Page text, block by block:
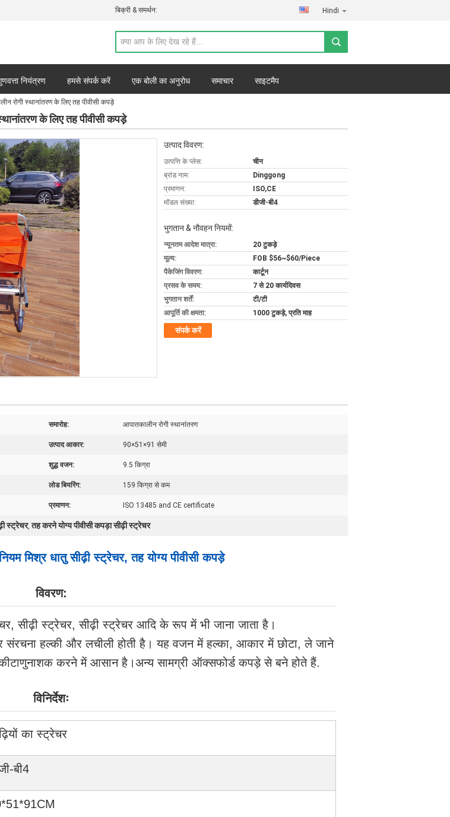
बिक्री & समर्थन: Hindi
नियंत्रण हमसे संपर्क करें एक बोली का अनुरोध समाचार साइटमैप
रोगी स्थानांतरण के लिए तह पीवीसी कपड़े
के लिए तह पीवीसी कपड़े
उत्पाद विवरण:
उत्पत्ति के प्लेस:
चीन
ब्रांड नाम:
Dinggong
प्रमाणन:
ISO,CE
मॉडल संख्या:
डीजी-बी4
भुगतान & नौवहन नियमों:
न्यूनतम आदेश मात्रा:
20 टुकड़े
मूल्य:
FOB $56~$60/Piece
पैकेजिंग विवरण:
कार्टून
प्रसव के समय:
7 से 20 कार्यदिवस
भुगतान शर्तें:
टी/टी
आपूर्ति की क्षमता:
1000 टुकड़े, प्रति माह
संपर्क करें
समारोह: आपातकालीन रोगी स्थानांतरण
उत्पाद आकार: 90×51×91 सेमी
शुद्ध वजन: 9.5 किग्रा
लोड बियरिंग: 159 किग्रा से कम
प्रमाणन: ISO 13485 and CE certificate
स्ट्रेचर,तह करने योग्य पीवीसी कपड़ा सीढ़ी स्ट्रेचर
मिश्र धातु सीढ़ी स्ट्रेचर, तह योग्य पीवीसी कपड़े
विवरण:
सीढ़ी स्ट्रेचर, सीढ़ी स्ट्रेचर आदि के रूप में भी जाना जाता है।
संरचना हल्की और लचीली होती है। यह वजन में हल्का, आकार में छोटा, ले जाने
करने में आसान है।अन्य सामग्री ऑक्सफोर्ड कपड़े से बने होते हैं.
विनिर्देशः
का स्ट्रेचर
बी4